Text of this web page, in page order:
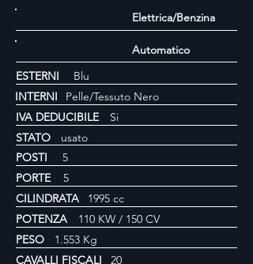
Elettrica/Benzina
Automatico
ESTERNI
Blu
INTERNI
Pelle/Tessuto Nero
IVA DEDUCIBILE
Si
STATO
usato
POSTI
5
PORTE
5
CILINDRATA
1995 cc
POTENZA
110 KW / 150 CV
PESO
1.553 Kg
CAVALLI FISCALI
20